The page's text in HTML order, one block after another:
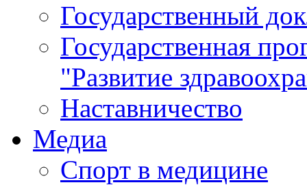
Государственный
Государственная
"Развитие
Наставничество
Медиа
Спорт в медицине